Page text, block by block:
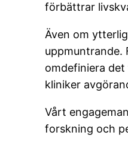
förbättrar
Även om
uppmuntrande.
omdefiniera
kliniker
Vårt
forskning och